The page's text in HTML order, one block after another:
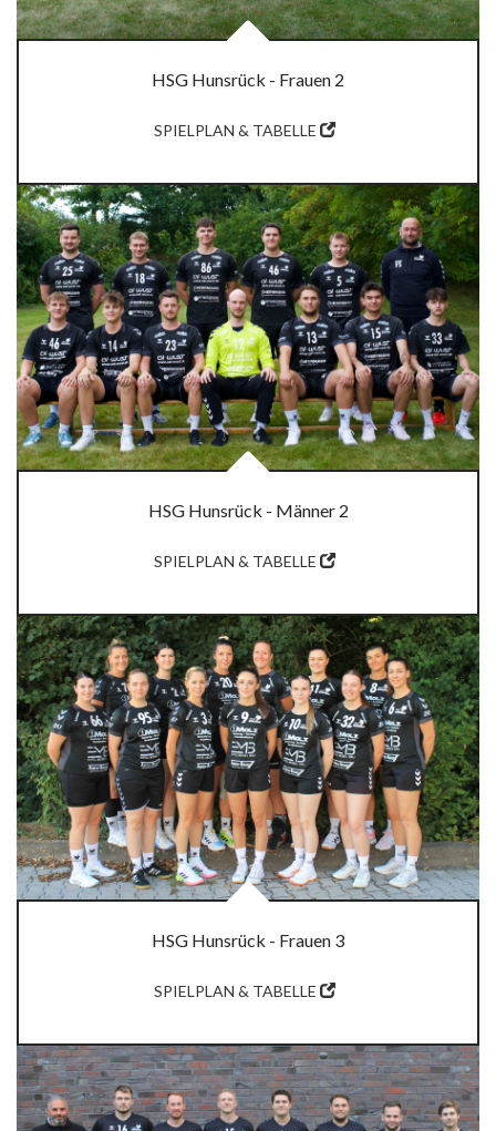
HSG Hunsrück - Frauen 2
SPIELPLAN & TABELLE
HSG Hunsrück - Männer 2
SPIELPLAN & TABELLE
HSG Hunsrück - Frauen 3
SPIELPLAN & TABELLE